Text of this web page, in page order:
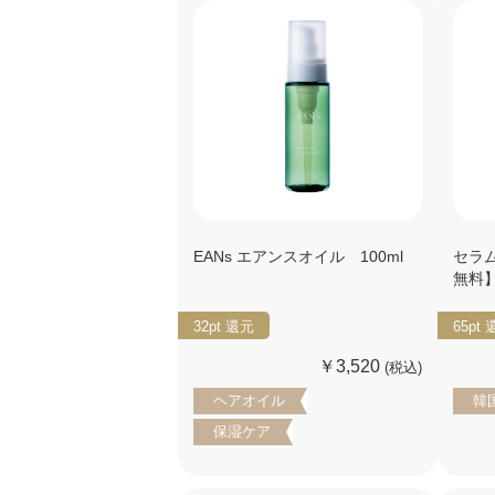
EANs エアンスオイル 100ml
32pt 還元
￥3,520 (税込)
ヘアオイル
保湿ケア
セラ
無料
65pt
韓